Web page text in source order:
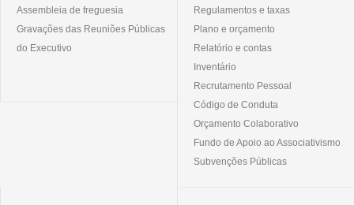
Assembleia de freguesia
Gravações das Reuniões Públicas
do Executivo
Regulamentos e taxas
Plano e orçamento
Relatório e contas
Inventário
Recrutamento Pessoal
Código de Conduta
Orçamento Colaborativo
Fundo de Apoio ao Associativismo
Subvenções Públicas